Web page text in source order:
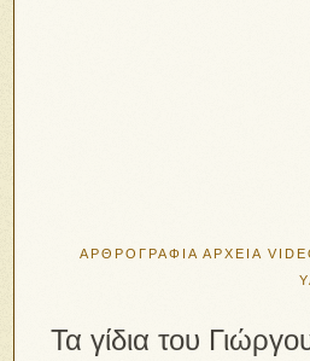
ΑΡΘΡΟΓΡΑΦΙΑ ΑΡΧΕΙΑ
Τα γίδια του